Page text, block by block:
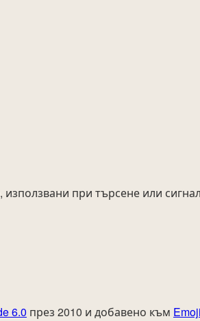
при търсене или
6.0 през 2010 и добавено към